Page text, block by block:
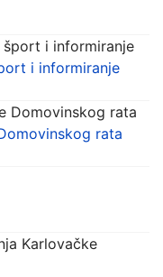
i informiranje
rata